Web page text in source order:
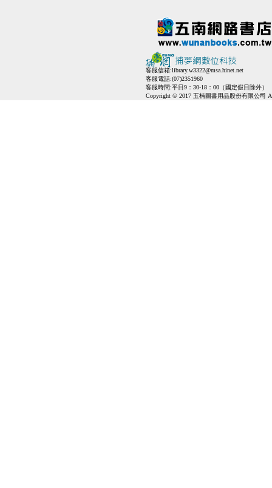
客服信箱:library.w3322@msa.hinet.net
客服電話:(07)2351960
客服時間:平日9：30-18：00（國定假日除外）
Copyright © 2017 五楠圖書用品股份有限公司